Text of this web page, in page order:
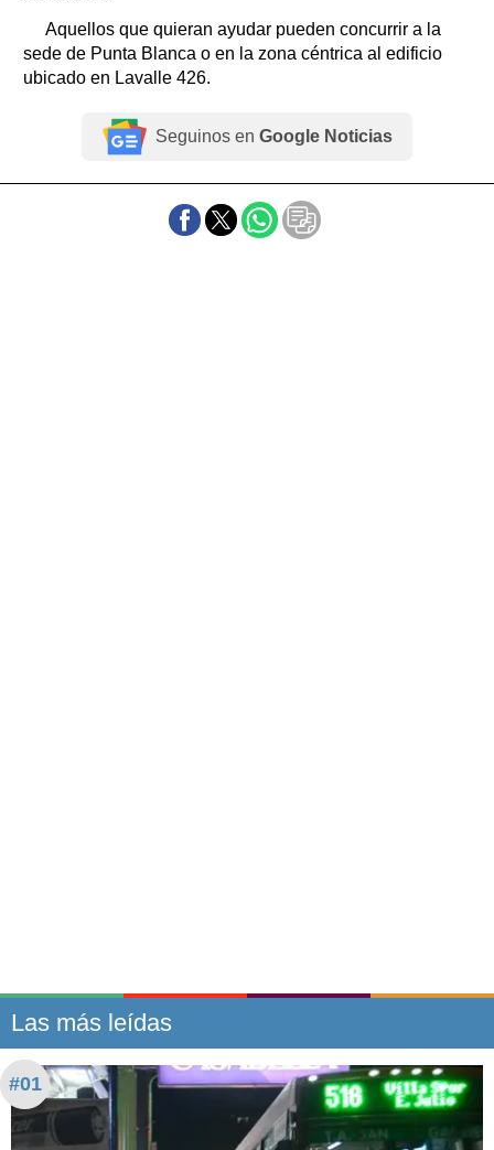
Aquellos que quieran ayudar pueden concurrir a la
sede de Punta Blanca o en la zona céntrica al edificio
ubicado en Lavalle 426.
Seguinos en Google Noticias
Las más leídas
#01